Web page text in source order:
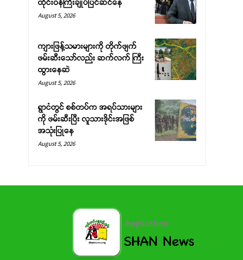
ထိုင်းဝန်ကြီးချုပ်ပြင်ဆင်နေ
August 5, 2026
ကျားဖြန့်သမားများကို တိုက်ဖျက်
ဖမ်းဆီးသော်လည်း ဆက်လက် ကြီး
ထွားနေဆဲ
August 5, 2026
ရွာငံတွင် စစ်တပ်က အရပ်သားများ
ကို ဖမ်းဆီးပြီး လူသားဒိုင်းအဖြစ်
အသုံးပြုနေ
August 5, 2026